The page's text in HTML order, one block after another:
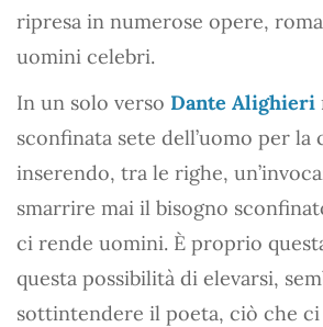
ripresa in numerose opere,
uomini celebri.
In un solo verso Dante Alighieri
sconfinata sete dell’uomo per la
inserendo, tra le righe,
smarrire mai il bisogno
ci rende uomini. È proprio
questa possibilità di elevarsi,
sottintendere il poeta, ciò che